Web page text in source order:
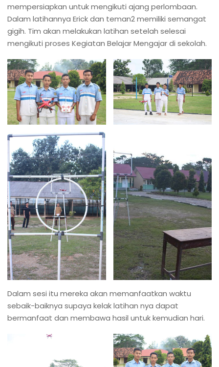
mempersiapkan untuk mengikuti ajang perlombaan.
Dalam latihannya Erick dan teman2 memiliki semangat
gigih. Tim akan melakukan latihan setelah selesai
mengikuti proses Kegiatan Belajar Mengajar di sekolah.
Dalam sesi itu mereka akan memanfaatkan waktu
sebaik-baiknya supaya kelak latihan nya dapat
bermanfaat dan membawa hasil untuk kemudian hari.